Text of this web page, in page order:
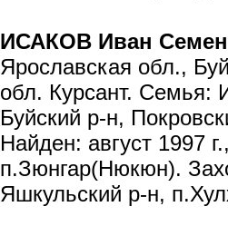
ИСАКОВ Иван
Ярославская обл.,
обл. Курсант. Семья:
Буйский р-н,
Найден: август 1997
п.Зюнгар(Нюкюн).
Яшкульский р-н,